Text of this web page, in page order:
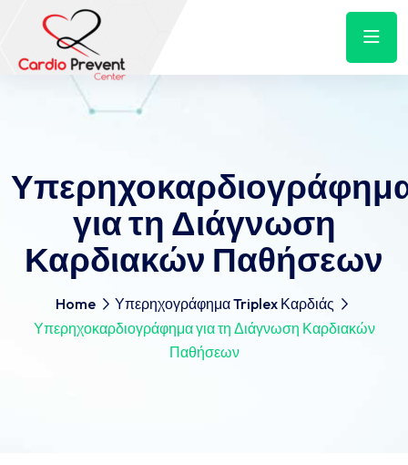
για τη Διάγνωση
Καρδιακών Παθήσεων
Home
Υπερηχογράφημα Triplex Καρδιάς
Υπερηχοκαρδιογράφημα για τη Διάγνωση Καρδιακών
Παθήσεων